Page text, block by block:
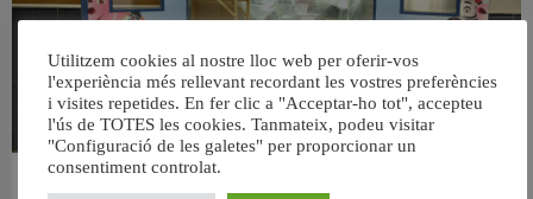
Utilitzem cookies al nostre lloc web per oferir-vos
l'experiència més rellevant recordant les vostres preferències
i visites repetides. En fer clic a "Acceptar-ho tot", accepteu
l'ús de TOTES les cookies. Tanmateix, podeu visitar
"Configuració de les galetes" per proporcionar un
consentiment controlat.